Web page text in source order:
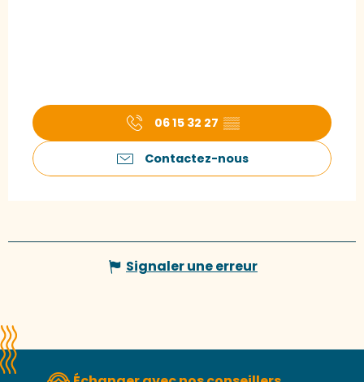
06 15 32 27 ▒▒
Contactez-nous
Signaler une erreur